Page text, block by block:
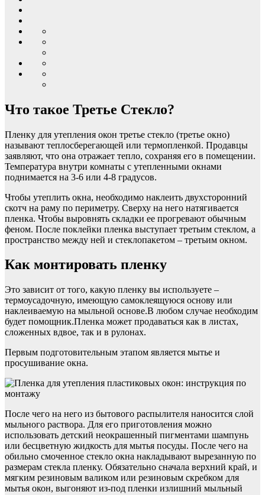
Что такое Третье Стекло?
Пленку для утепления окон третье стекло (третье окно)
называют теплосберегающей или термопленкой. Продавцы
заявляют, что она отражает тепло, сохраняя его в помещении.
Температура внутри комнаты с утепленными окнами
поднимается на 3-6 или 4-8 градусов.
Чтобы утеплить окна, необходимо наклеить двухсторонний
скотч на раму по периметру. Сверху на него натягивается
пленка. Чтобы выровнять складки ее прогревают обычным
феном. После поклейки пленка выступает третьим стеклом, а
пространство между ней и стеклопакетом – третьим окном.
Как монтировать пленку
Это зависит от того, какую пленку вы используете –
термоусадочную, имеющую самоклеящуюся основу или
наклеиваемую на мыльной основе.В любом случае необходим
будет помощник.Пленка может продаваться как в листах,
сложенных вдвое, так и в рулонах.
Первым подготовительным этапом является мытье и
просушивание окна.
После чего на него из бытового распылителя наносится слой
мыльного раствора. Для его приготовления можно
использовать детский неокрашенный пигментами шампунь
или бесцветную жидкость для мытья посуды. После чего на
обильно смоченное стекло окна накладывают вырезанную по
размерам стекла пленку. Обязательно сначала верхний край, и
мягким резиновым валиком или резиновым скребком для
мытья окон, выгоняют из-под пленки излишний мыльный